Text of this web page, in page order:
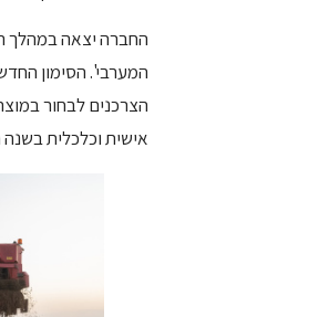
החברה יצאה במהלך
המערבי'. הסימון
הצרכנים לבחור
אישית וכלכלית